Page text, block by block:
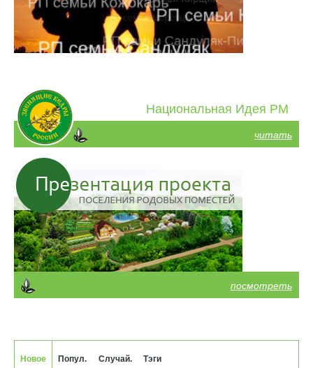
Национальная Идея РМ
читать
посмотреть
Новое Попул. Случай. Тэги